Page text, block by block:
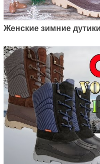
Женские зимние